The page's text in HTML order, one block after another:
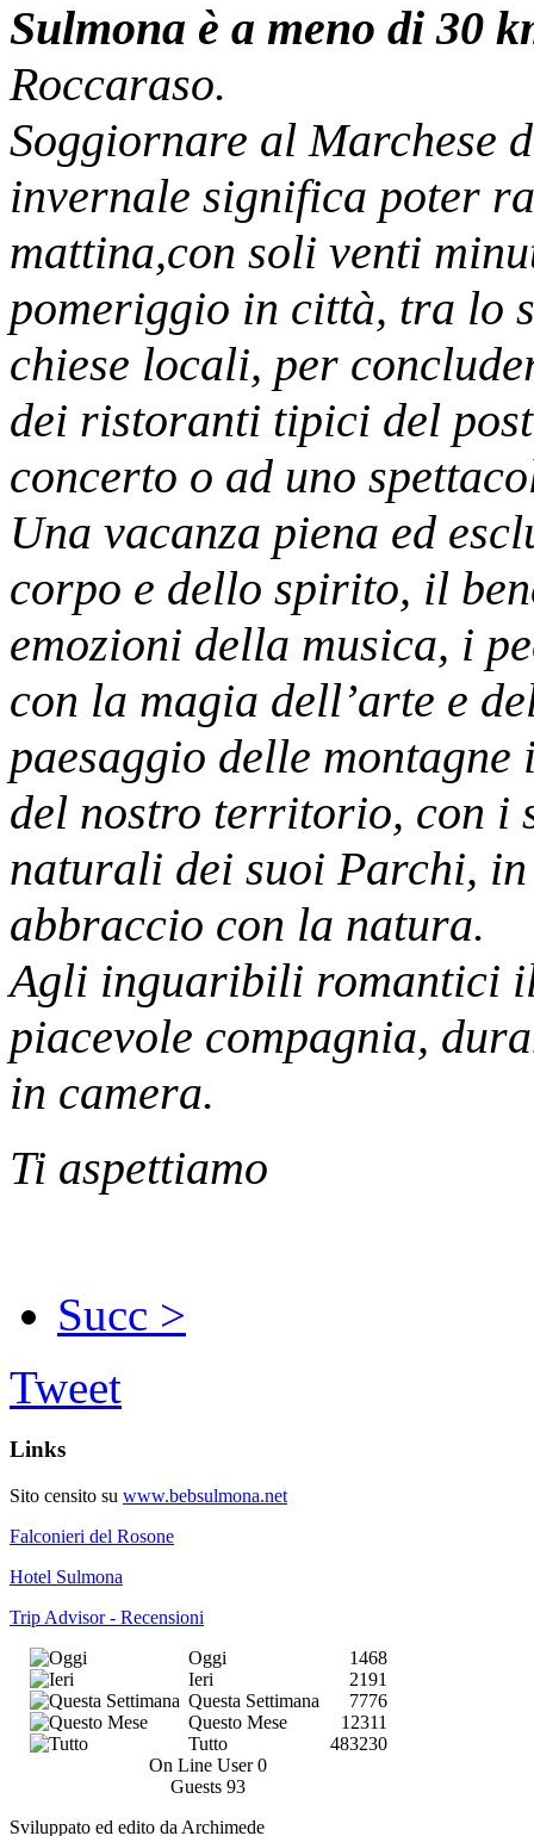
Sulmona è a meno di 30
Roccaraso.
Soggiornare al Marchese
invernale significa poter
mattina,con soli venti
pomeriggio in città, tra lo
chiese locali, per
dei ristoranti tipici del
concerto o ad uno
Una vacanza piena ed
corpo e dello spirito, il
emozioni della musica, i
con la magia dell’arte e
paesaggio delle
del nostro territorio, con i
naturali dei suoi Parchi,
abbraccio con la natura.
Agli inguaribili romantici
piacevole compagnia,
in camera.
Ti aspettiamo
Succ >
Tweet
Links
Sito censito su www.bebsulmona.net
Falconieri del Rosone
Hotel Sulmona
Trip Advisor - Recensioni
Oggi
1468
Ieri
2191
Questa Settimana
7776
Questo Mese
12311
Tutto
483230
On Line User 0
Guests 93
Sviluppato ed edito da Archimede